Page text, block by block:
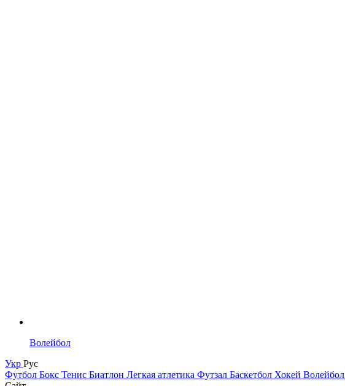
Волейбол
Укр Рус
Футбол Бокс Тенис Биатлон Легкая атлетика Футзал Баскетбол Хокей Волейбол